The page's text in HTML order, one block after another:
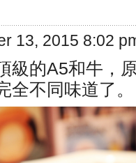
13, 2015 8:02
級的A5和牛，
全不同味道了。